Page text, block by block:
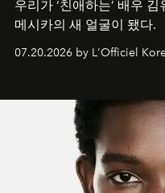
우리가 ‘친애하는’ 배우
메시카의 새 얼굴이 됐다.
07.20.2026 by L'Officiel